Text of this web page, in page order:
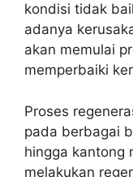
kondisi tidak
adanya
akan memulai
memperbaiki
Proses
pada berbagai
hingga kantong
melakukan